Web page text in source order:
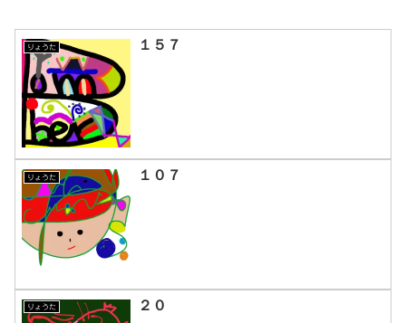
りょうた １５７
りょうた １０７
りょうた ２０